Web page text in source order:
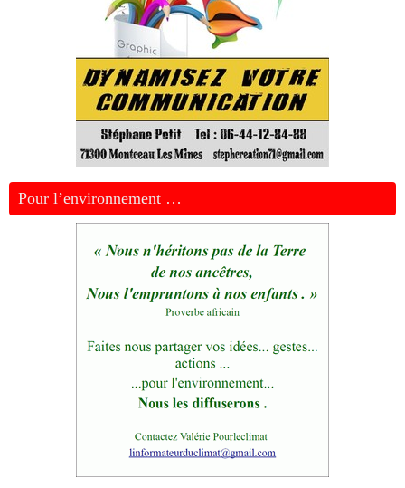
Pour l’environnement …